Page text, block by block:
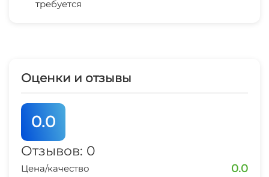
магазин продукты
5 мин
2 мин
магазин
требуется
Оценки и отзывы
0.0
Отзывов: 0
Цена/качество 0.0